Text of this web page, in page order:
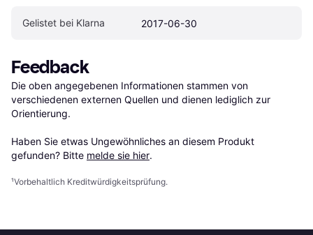
Gelistet bei Klarna 2017-06-30
Feedback
Die oben angegebenen Informationen stammen von
verschiedenen externen Quellen und dienen lediglich zur
Orientierung.
Haben Sie etwas Ungewöhnliches an diesem Produkt
gefunden? Bitte melde sie hier.
¹Vorbehaltlich Kreditwürdigkeitsprüfung.